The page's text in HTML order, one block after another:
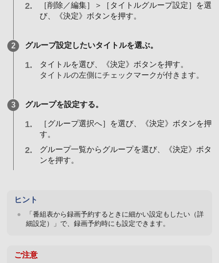
［削除／編集］＞［タイトルグループ設定］を選
び、《決定》ボタンを押す。
グループ設定したいタイトルを選ぶ。
タイトルを選び、《決定》ボタンを押す。
タイトルの左側にチェックマークが付きます。
グループを設定する。
［グループ選択へ］を選び、《決定》ボタンを押
す。
グループ一覧からグループを選び、《決定》ボタ
ンを押す。
ヒント
「番組表から録画予約するときに細かい設定もしたい（詳
細設定）」で、録画予約時にも設定できます。
ご注意